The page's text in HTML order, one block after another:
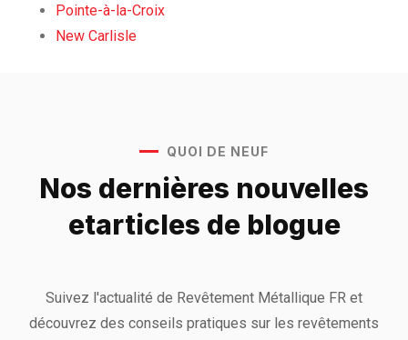
Pointe-à-la-Croix
New Carlisle
QUOI DE NEUF
Nos dernières nouvelles
etarticles de blogue
Suivez l'actualité de Revêtement Métallique FR et
découvrez des conseils pratiques sur les revêtements